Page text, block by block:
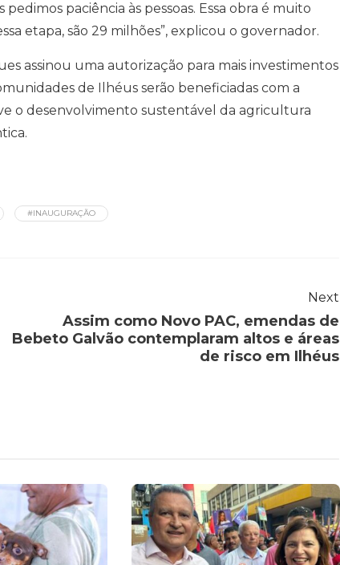
paciência às pessoas. Essa obra é muito
etapa, são 29 milhões”, explicou o governador.
assinou uma autorização para mais investimentos
de Ilhéus serão beneficiadas com a
o desenvolvimento sustentável da agricultura
#INAUGURAÇÃO
Next
Assim como Novo PAC, emendas de
Bebeto Galvão contemplaram altos e áreas
de risco em Ilhéus